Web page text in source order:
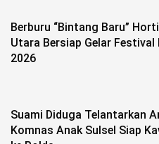
Berburu “Bintang Baru”
Utara Bersiap Gelar Festival
2026
Suami Diduga Telantarkan
Komnas Anak Sulsel Siap